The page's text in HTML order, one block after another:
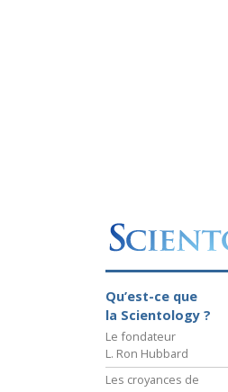
Qu’est-ce que
la Scientology ?
Le fondateur
L. Ron Hubbard
Les croyances de